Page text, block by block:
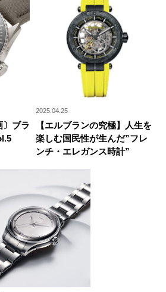
〕ブラ
2025.04.25
【エルブランの究極】人生を
楽しむ国民性が生んだ”フレ
ンチ・エレガンス時計”